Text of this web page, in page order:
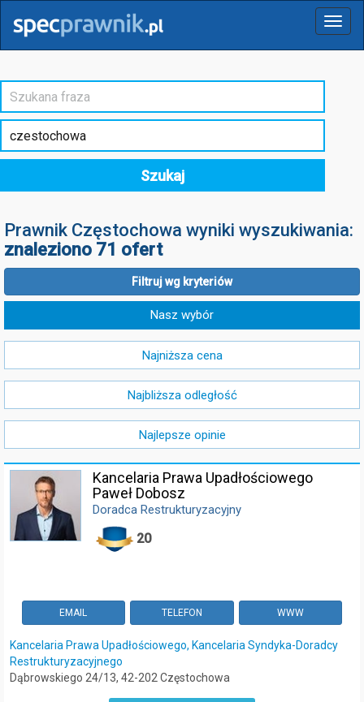
Menu
Szukaj
Prawnik Częstochowa wyniki wyszukiwania:
znaleziono 71 ofert
Filtruj wg kryteriów
Nasz wybór
Najniższa cena
Najbliższa odległość
Najlepsze opinie
Kancelaria Prawa Upadłościowego
Paweł Dobosz
Doradca Restrukturyzacyjny
20
Kancelaria Prawa Upadłościowego, Kancelaria Syndyka-Doradcy
Restrukturyzacyjnego
Dąbrowskiego 24/13, 42-202 Częstochowa
EMAIL TELEFON WWW